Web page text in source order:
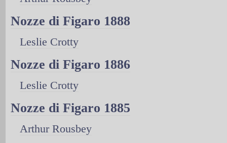
Nozze di Figaro 1888
Leslie Crotty
Nozze di Figaro 1886
Leslie Crotty
Nozze di Figaro 1885
Arthur Rousbey